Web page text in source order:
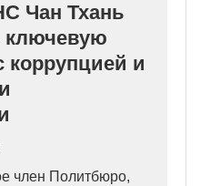
Чан Тхань
ключевую
коррупцией и
член Политбюро,